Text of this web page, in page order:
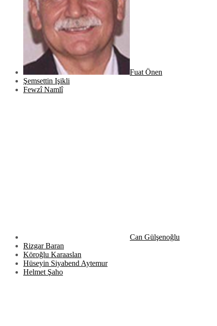
Fuat Önen
Şemsettin Işikli
Fewzî Namlî
Can Gülşenoğlu
Rizgar Baran
Köroğlu Karaaslan
Hüseyin Siyabend Aytemur
Helmet Şaho